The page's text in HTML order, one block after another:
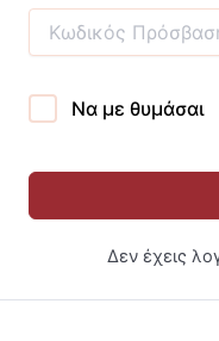
Να με θυμάσαι
Δεν έχεις